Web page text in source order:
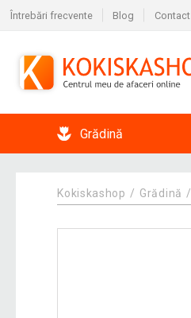
Întrebări frecvente Blog Contact
Grădină
Kokiskashop Grădină